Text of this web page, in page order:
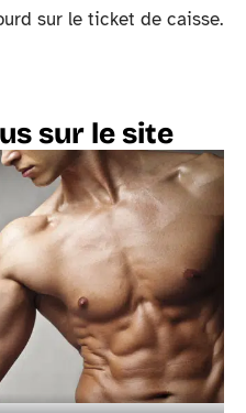
sur le ticket de caisse.
sur le site